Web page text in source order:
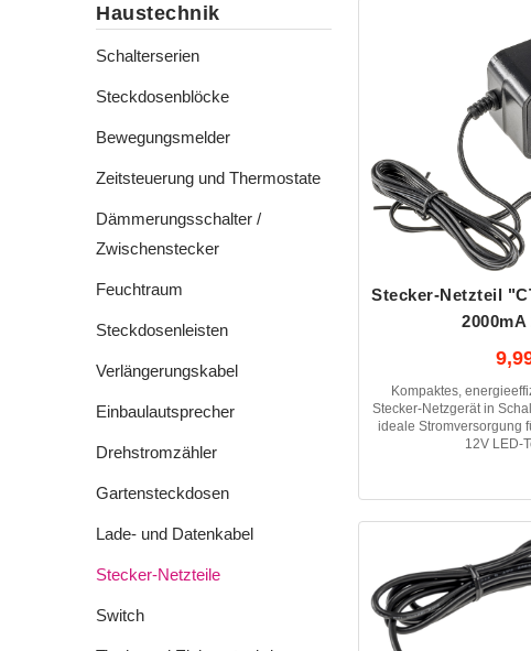
Haustechnik
Schalterserien
Steckdosenblöcke
Bewegungsmelder
Zeitsteuerung und Thermostate
Dämmerungsschalter /
Zwischenstecker
Feuchtraum
Steckdosenleisten
Verlängerungskabel
Einbaulautsprecher
Drehstromzähler
Gartensteckdosen
Lade- und Datenkabel
Stecker-Netzteile
Switch
Stecker-Netzteil
2000mA
Kompaktes,
Stecker-Netzgerät in
ideale Stromversorgung
12V LED-